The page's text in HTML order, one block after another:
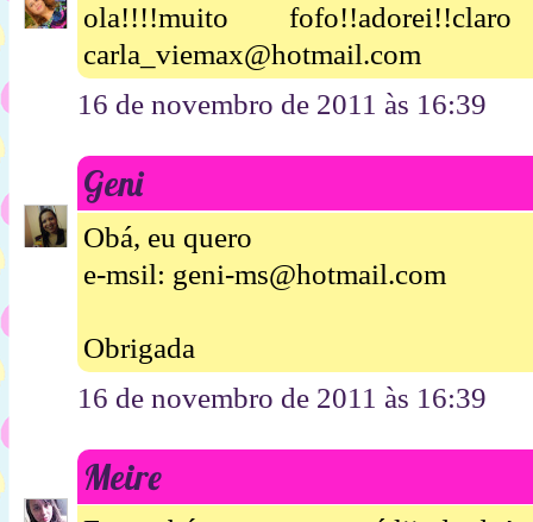
ola!!!!muito
carla_viemax@hotmail.com
16 de novembro de 2011 às 16:39
Geni
Obá, eu quero
e-msil: geni-ms@hotmail.com
Obrigada
16 de novembro de 2011 às 16:39
Meire